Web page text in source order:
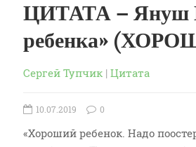
ЦИТАТА – Януш
ребенка»
Сергей Тупчик | Цитата
10.07.2019 0
«Хороший ребенок. Надо